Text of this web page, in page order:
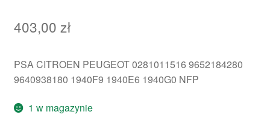
403,00 zł
PSA CITROEN PEUGEOT 0281011516 9652184280
9640938180 1940F9 1940E6 1940G0 NFP
1 w magazynie